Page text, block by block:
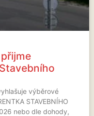
výběrové
STAVEBNÍHO
nebo dle dohody,